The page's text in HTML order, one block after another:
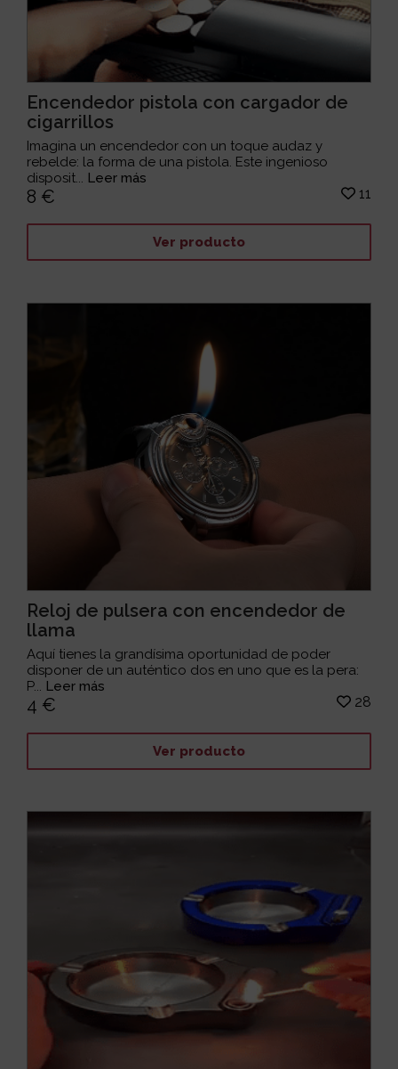
Encendedor pistola con cargador de
cigarrillos
Imagina un encendedor con un toque audaz y
rebelde: la forma de una pistola. Este ingenioso
disposit... Leer más
8 € 11
Ver producto
Reloj de pulsera con encendedor de
llama
Aquí tienes la grandísima oportunidad de poder
disponer de un auténtico dos en uno que es la pera:
P... Leer más
4 € 28
Ver producto